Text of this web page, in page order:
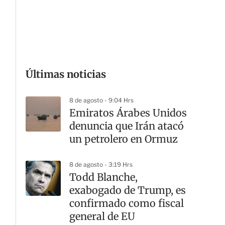
Últimas noticias
8 de agosto - 9:04 Hrs
Emiratos Árabes Unidos
denuncia que Irán atacó
un petrolero en Ormuz
8 de agosto - 3:19 Hrs
Todd Blanche,
exabogado de Trump, es
confirmado como fiscal
general de EU